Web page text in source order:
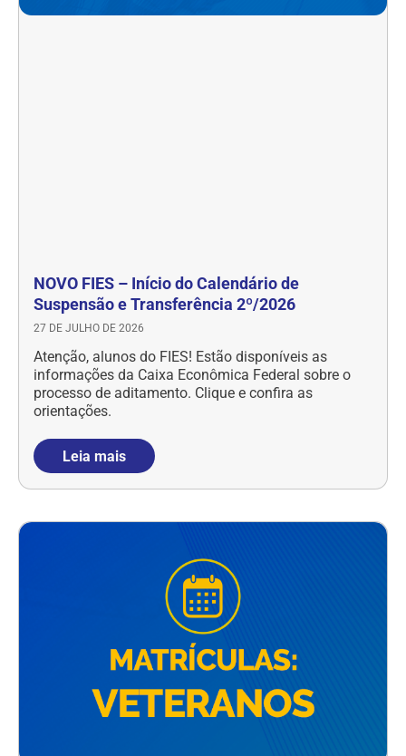
NOVO FIES – Início do Calendário de
Suspensão e Transferência 2º/2026
27 DE JULHO DE 2026
Atenção, alunos do FIES! Estão disponíveis as
informações da Caixa Econômica Federal sobre o
processo de aditamento. Clique e confira as
orientações.
Leia mais